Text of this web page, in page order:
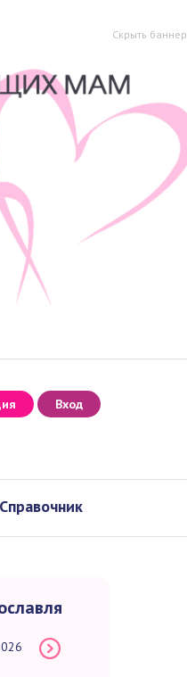
Скрыть баннер
Вход
Справочник